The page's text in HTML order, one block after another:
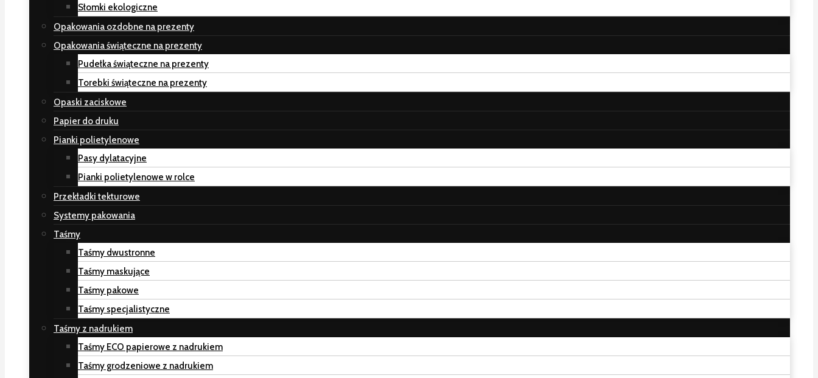
Słomki ekologiczne
Opakowania ozdobne na prezenty
Opakowania świąteczne na prezenty
Pudełka świąteczne na prezenty
Torebki świąteczne na prezenty
Opaski zaciskowe
Papier do druku
Pianki polietylenowe
Pasy dylatacyjne
Pianki polietylenowe w rolce
Przekładki tekturowe
Systemy pakowania
Taśmy
Taśmy dwustronne
Taśmy maskujące
Taśmy pakowe
Taśmy specjalistyczne
Taśmy z nadrukiem
Taśmy ECO papierowe z nadrukiem
Taśmy grodzeniowe z nadrukiem